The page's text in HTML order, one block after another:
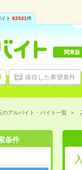
ト 82531件
保存した希望条件
関東版
のアルバイト・バイト一覧
条件